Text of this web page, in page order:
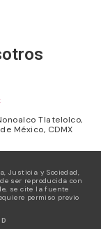
Tlatelolco,
México, CDMX
Justicia y Sociedad,
ser reproducida con
se cite la fuente
permiso previo